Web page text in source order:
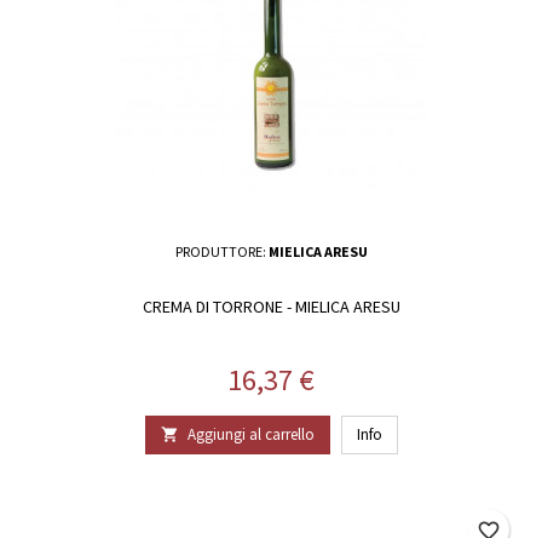
PRODUTTORE: MIELICA ARESU
CREMA DI TORRONE - MIELICA ARESU
Prezzo
16,37 €
 Aggiungi al carrello Info
favorite_border